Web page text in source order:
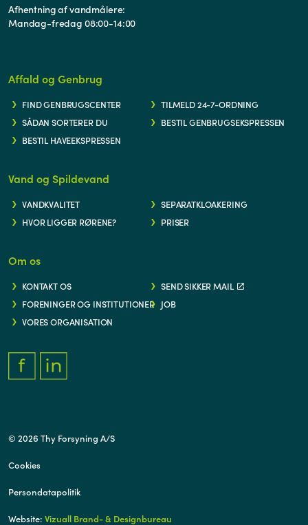
Afhentning af vandmålere:
Mandag-fredag 08:00-14:00
Affald og Genbrug
FIND GENBRUGSCENTER
TILMELD 24-7-ORDNING
SÅDAN SORTERER DU
BESTIL GENBRUGSEKSPRESSEN
BESTIL HAVEEKSPRESSEN
Vand og Spildevand
VANDKVALITET
SEPARATKLOAKERING
HVOR LIGGER RØRENE?
PRISER
Om os
KONTAKT OS
SEND SIKKER MAIL
FORENINGER OG INSTITUTIONER JOB
VORES ORGANISATION
© 2026 Thy Forsyning A/S
Cookies
Persondatapolitik
Website: Vizuall Brand- & Designbureau